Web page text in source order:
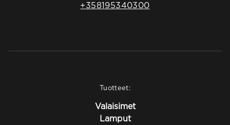
+358195340300
Tuotteet:
Valaisimet
Lamput